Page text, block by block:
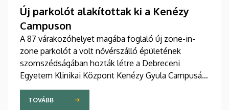
Új parkolót alakítottak ki a Kenézy
Campuson
A 87 várakozóhelyet magába foglaló új zone-in-
zone parkolót a volt nővérszálló épületének
szomszédságában hozták létre a Debreceni
Egyetem Klinikai Központ Kenézy Gyula Campusán.
Az új területet várhatóan augusztusban nyitják meg
a járművek előtt.
TOVÁBB